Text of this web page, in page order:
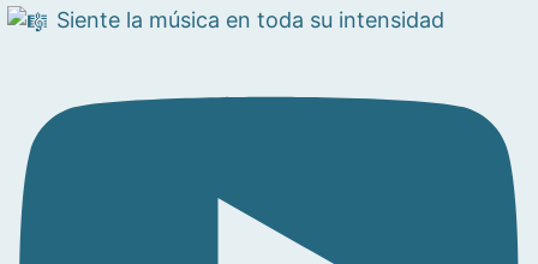
Siente la música en toda su intensidad